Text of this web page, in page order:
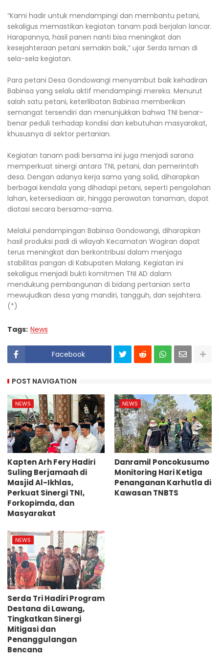
“Kami hadir untuk mendampingi dan membantu petani,
sekaligus memastikan kegiatan tanam padi berjalan lancar.
Harapannya, hasil panen nanti bisa meningkat dan
kesejahteraan petani semakin baik,” ujar Serda Isman di
sela-sela kegiatan.
Para petani Desa Gondowangi menyambut baik kehadiran
Babinsa yang selalu aktif mendampingi mereka. Menurut
salah satu petani, keterlibatan Babinsa memberikan
semangat tersendiri dan menunjukkan bahwa TNI benar-
benar peduli terhadap kondisi dan kebutuhan masyarakat,
khususnya di sektor pertanian.
Kegiatan tanam padi bersama ini juga menjadi sarana
memperkuat sinergi antara TNI, petani, dan pemerintah
desa. Dengan adanya kerja sama yang solid, diharapkan
berbagai kendala yang dihadapi petani, seperti pengolahan
lahan, ketersediaan air, hingga perawatan tanaman, dapat
diatasi secara bersama-sama.
Melalui pendampingan Babinsa Gondowangi, diharapkan
hasil produksi padi di wilayah Kecamatan Wagiran dapat
terus meningkat dan berkontribusi dalam menjaga
stabilitas pangan di Kabupaten Malang. Kegiatan ini
sekaligus menjadi bukti komitmen TNI AD dalam
mendukung pembangunan di bidang pertanian serta
mewujudkan desa yang mandiri, tangguh, dan sejahtera.
(*)
Tags: News
Facebook
POST NAVIGATION
NEWS
Kapten Arh Fery Hadiri
Suling Berjamaah di
Masjid Al-Ikhlas,
Perkuat Sinergi TNI,
Forkopimda, dan
Masyarakat
NEWS
Danramil Poncokusumo
Monitoring Hari Ketiga
Penanganan Karhutla di
Kawasan TNBTS
NEWS
Serda Tri Hadiri Program
Destana di Lawang,
Tingkatkan Sinergi
Mitigasi dan
Penanggulangan
Bencana